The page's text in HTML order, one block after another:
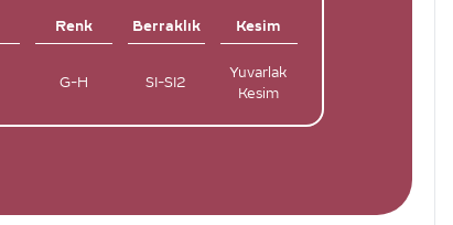
Renk Berraklık Kesim
G-H SI-SI2
Yuvarlak
Kesim